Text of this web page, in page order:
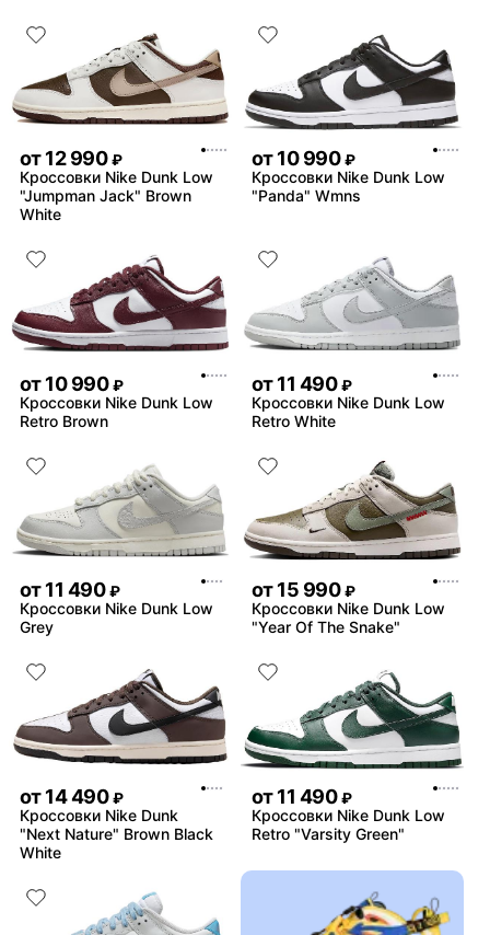
от12 990 ₽
Кроссовки Nike Dunk Low
"Jumpman Jack" Brown
White
от10 990 ₽
Кроссовки Nike Dunk Low
"Panda" Wmns
от10 990 ₽
Кроссовки Nike Dunk Low
Retro Brown
от11 490 ₽
Кроссовки Nike Dunk Low
Retro White
от11 490 ₽
Кроссовки Nike Dunk Low
Grey
от15 990 ₽
Кроссовки Nike Dunk Low
"Year Of The Snake"
от14 490 ₽
Кроссовки Nike Dunk
"Next Nature" Brown Black
White
от11 490 ₽
Кроссовки Nike Dunk Low
Retro "Varsity Green"